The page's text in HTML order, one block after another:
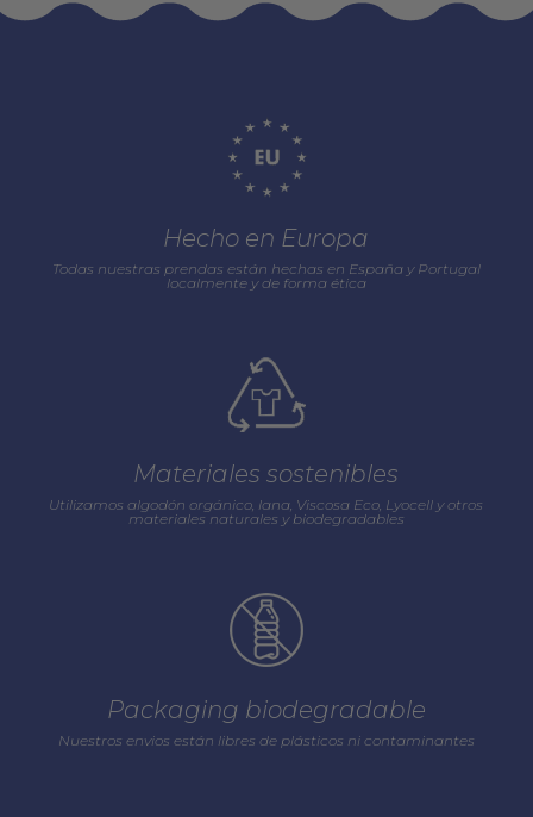
Hecho en Europa
Todas nuestras prendas están hechas en España y Portugal
localmente y de forma ética
Materiales sostenibles
Utilizamos algodón orgánico, lana, Viscosa Eco, Lyocell y otros
materiales naturales y biodegradables
Packaging biodegradable
Nuestros envios están libres de plásticos ni contaminantes